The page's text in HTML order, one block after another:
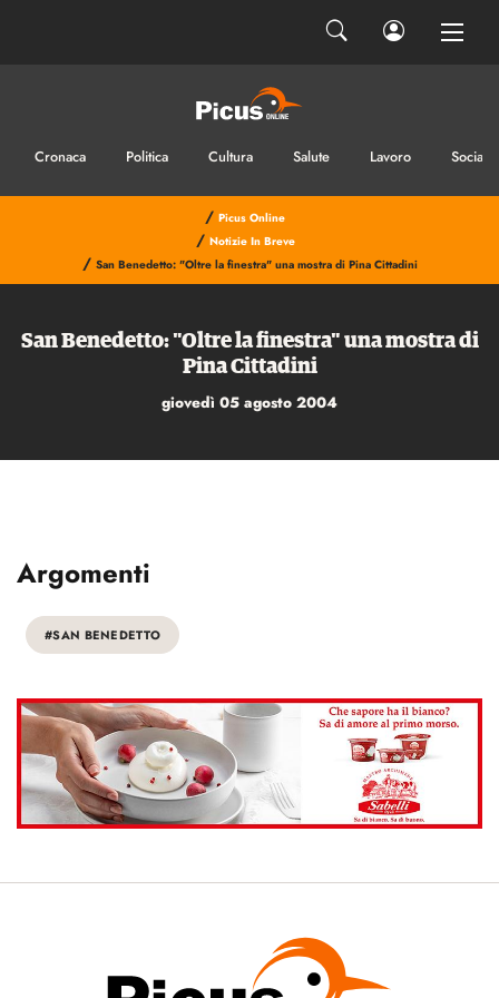
Cronaca Politica Cultura Salute Lavoro Sociale
/ Picus Online
/ Notizie In Breve
/ San Benedetto: "Oltre la finestra" una mostra di Pina Cittadini
San Benedetto: "Oltre la finestra" una mostra di
Pina Cittadini
giovedì 05 agosto 2004
Argomenti
#SAN BENEDETTO
INVIA IL MESSAGGIO